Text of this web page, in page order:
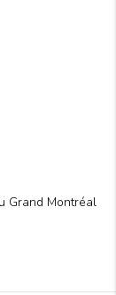
Grand Montréal